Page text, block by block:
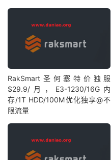
RakSmart圣何塞特价独服
$29.9/月，E3-1230/16G内
存/1T HDD/100M优化独享@不
限流量